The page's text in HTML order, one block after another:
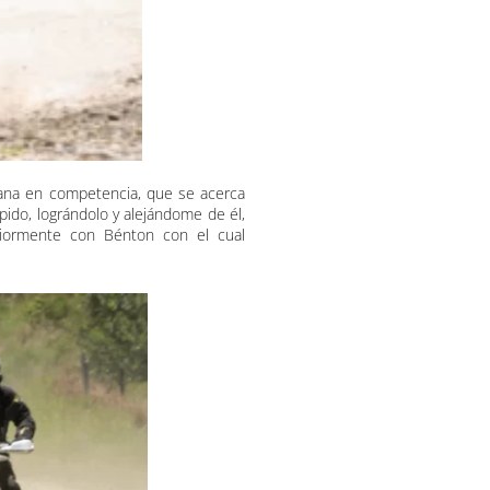
en competencia, que se acerca
lográndolo y alejándome de él,
con Bénton con el cual